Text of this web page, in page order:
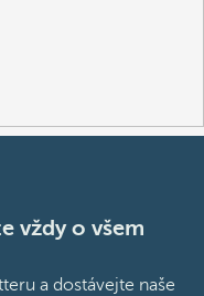
vždy o všem
a dostávejte naše